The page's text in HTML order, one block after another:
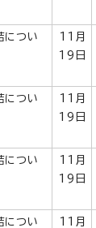
につい
11月
19日
につい
11月
19日
につい
11月
19日
につい
11月